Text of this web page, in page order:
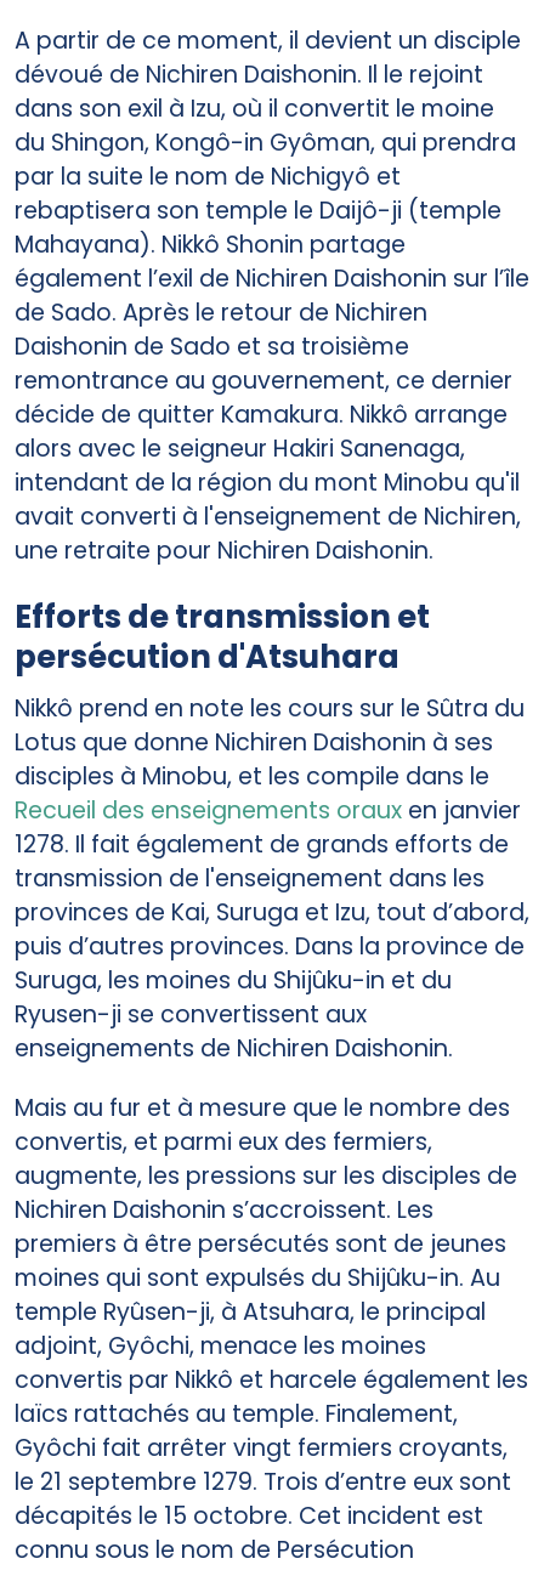
A partir de ce moment, il devient un disciple
dévoué de Nichiren Daishonin. Il le rejoint
dans son exil à Izu, où il convertit le moine
du Shingon, Kongô-in Gyôman, qui prendra
par la suite le nom de Nichigyô et
rebaptisera son temple le Daijô-ji (temple
Mahayana). Nikkô Shonin partage
également l’exil de Nichiren Daishonin sur l’île
de Sado. Après le retour de Nichiren
Daishonin de Sado et sa troisième
remontrance au gouvernement, ce dernier
décide de quitter Kamakura. Nikkô arrange
alors avec le seigneur Hakiri Sanenaga,
intendant de la région du mont Minobu qu'il
avait converti à l'enseignement de Nichiren,
une retraite pour Nichiren Daishonin.
Efforts de transmission et
persécution d'Atsuhara
Nikkô prend en note les cours sur le Sûtra du
Lotus que donne Nichiren Daishonin à ses
disciples à Minobu, et les compile dans le
Recueil des enseignements oraux en janvier
1278. Il fait également de grands efforts de
transmission de l'enseignement dans les
provinces de Kai, Suruga et Izu, tout d’abord,
puis d’autres provinces. Dans la province de
Suruga, les moines du Shijûku-in et du
Ryusen-ji se convertissent aux
enseignements de Nichiren Daishonin.
Mais au fur et à mesure que le nombre des
convertis, et parmi eux des fermiers,
augmente, les pressions sur les disciples de
Nichiren Daishonin s’accroissent. Les
premiers à être persécutés sont de jeunes
moines qui sont expulsés du Shijûku-in. Au
temple Ryûsen-ji, à Atsuhara, le principal
adjoint, Gyôchi, menace les moines
convertis par Nikkô et harcele également les
laïcs rattachés au temple. Finalement,
Gyôchi fait arrêter vingt fermiers croyants,
le 21 septembre 1279. Trois d’entre eux sont
décapités le 15 octobre. Cet incident est
connu sous le nom de Persécution